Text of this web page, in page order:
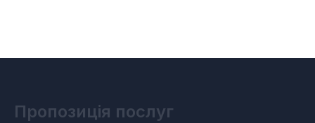
Пропозиція послуг